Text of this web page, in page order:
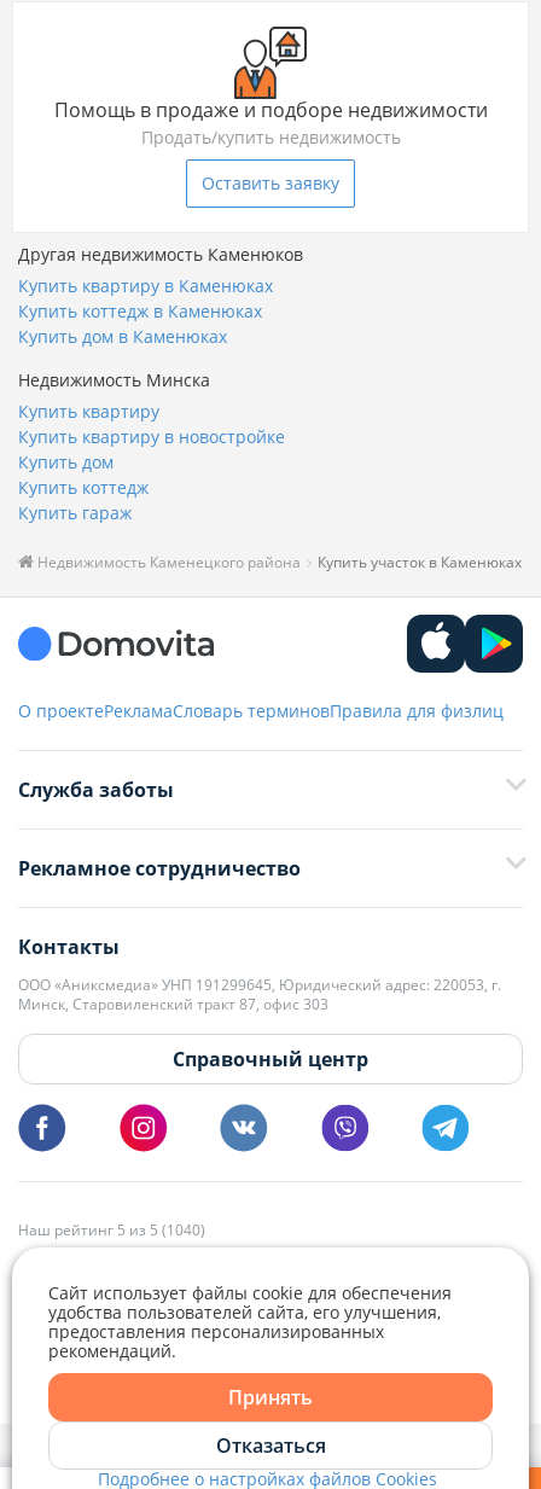
Telegram
Помощь в продаже и подборе недвижимости
Продать/купить недвижимость
Оставить заявку
Другая недвижимость Каменюков
Купить квартиру в Каменюках
Купить коттедж в Каменюках
Купить дом в Каменюках
Недвижимость Минска
Купить квартиру
Купить квартиру в новостройке
Купить дом
Купить коттедж
Купить гараж
Недвижимость Каменецкого района Купить участок в Каменюках
О проектеРекламаСловарь терминовПравила для физлиц
Служба заботы
+375 29 376-13-70
+375 33 376-13-70
editor@domovita.by
Мы принимаем звонки и отвечаем на письма в будние дни с 9:00 до
18:00.
Рекламное сотрудничество
+375 29 563-15-61 Кристина Филюта
kb@domovita.by
+375 29 179-11-28 Владислав Гладченко
vg@domovita.by
Пишите и звоните нам в будние дни с 8:00 до 20:00.
Контакты
ООО «Аниксмедиа» УНП 191299645, Юридический адрес: 220053, г.
Минск, Старовиленский тракт 87, офис 303
Справочный центр
Наш рейтинг 5 из 5 (1040)
Политика конфиденциальности,
Политика обработки файлов cookieиВыбор настроек Cookie
Сайт использует файлы cookie для обеспечения
удобства пользователей сайта, его улучшения,
предоставления персонализированных
рекомендаций.
Принять
Отказаться
Подробнее о настройках файлов Cookies